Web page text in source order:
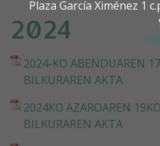
Plaza García Ximénez 1
2024
2024-KO ABENDUAREN
BILKURAREN AKTA
2024KO AZAROAREN
BILKURAREN AKTA